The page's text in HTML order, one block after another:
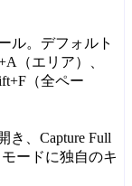
ル。デフォルト
（エリア）、
（全ペー
き、Capture Full
ードに独自のキ